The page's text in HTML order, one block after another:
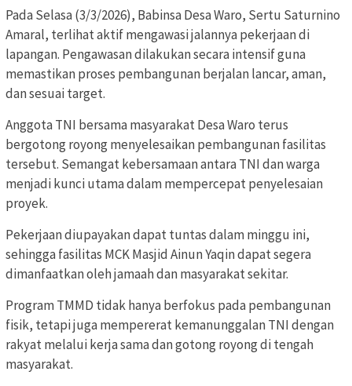
Pada Selasa (3/3/2026), Babinsa Desa Waro, Sertu Saturnino
Amaral, terlihat aktif mengawasi jalannya pekerjaan di
lapangan. Pengawasan dilakukan secara intensif guna
memastikan proses pembangunan berjalan lancar, aman,
dan sesuai target.
Anggota TNI bersama masyarakat Desa Waro terus
bergotong royong menyelesaikan pembangunan fasilitas
tersebut. Semangat kebersamaan antara TNI dan warga
menjadi kunci utama dalam mempercepat penyelesaian
proyek.
Pekerjaan diupayakan dapat tuntas dalam minggu ini,
sehingga fasilitas MCK Masjid Ainun Yaqin dapat segera
dimanfaatkan oleh jamaah dan masyarakat sekitar.
Program TMMD tidak hanya berfokus pada pembangunan
fisik, tetapi juga mempererat kemanunggalan TNI dengan
rakyat melalui kerja sama dan gotong royong di tengah
masyarakat.